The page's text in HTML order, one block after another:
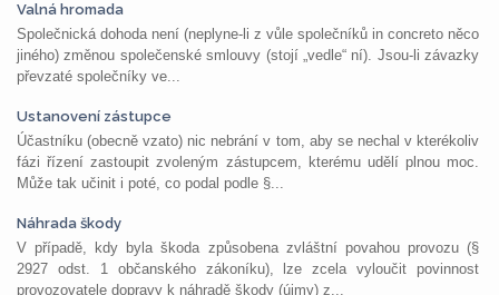
Valná hromada
Společnická dohoda není (neplyne-li z vůle společníků in concreto něco
jiného) změnou společenské smlouvy (stojí „vedle“ ní). Jsou-li závazky
převzaté společníky ve...
Ustanovení zástupce
Účastníku (obecně vzato) nic nebrání v tom, aby se nechal v kterékoliv
fázi řízení zastoupit zvoleným zástupcem, kterému udělí plnou moc.
Může tak učinit i poté, co podal podle §...
Náhrada škody
V případě, kdy byla škoda způsobena zvláštní povahou provozu (§
2927 odst. 1 občanského zákoníku), lze zcela vyloučit povinnost
provozovatele dopravy k náhradě škody (újmy) z...